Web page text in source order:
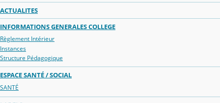
ACTUALITES
INFORMATIONS GENERALES COLLEGE
Règlement Intérieur
Instances
Structure Pédagogique
ESPACE SANTÉ / SOCIAL
SANTÉ